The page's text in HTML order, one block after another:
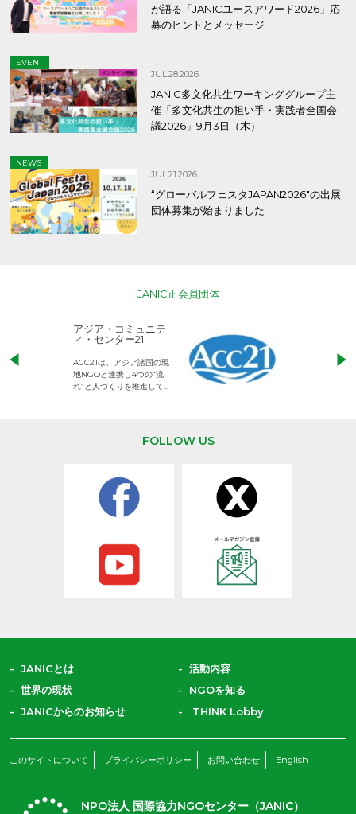
が語る「JANICユースアワード2026」応
募のヒントとメッセージ
EVENT
JUL.28.2026
JANIC多文化共生ワーキンググループ主
催「多文化共生の担い手・実践者全国会
議2026」9月3日（木）
NEWS
JUL.21.2026
“グローバルフェスタJAPAN2026″の出展
団体募集が始まりました
JANIC正会員団体
アジア・コミュニテ
ィ・センター21
ACC21は、アジア諸国の現
地NGOと連携し4つの“流
れ”と人づくりを推進してい
児童労働のない
権利が守られた
FOLLOW US
JANICとは
活動内容
世界の現状
NGOを知る
JANICからのお知らせ
THINK Lobby
このサイトについて プライバシーポリシー お問い合わせ English
NPO法人 国際協力NGOセンター（JANIC）